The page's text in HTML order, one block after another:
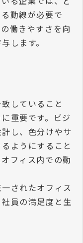
動線が必要で
働きやすさを向
します。
していること
重要です。ビジ
し、色分けやサ
ようにすること
フィス内での動
されたオフィス
員の満足度と生